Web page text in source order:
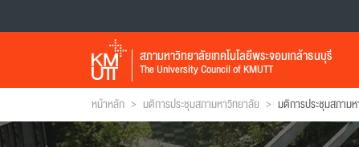
สภามหาวิทยาลัยเทคโนโลยีพระจอมเกล้าธนบุรี
The University Council of KMUTT
หน้าหลัก > มติการประชุมสภามหาวิทยาลัย > มติการประชุมสภาม